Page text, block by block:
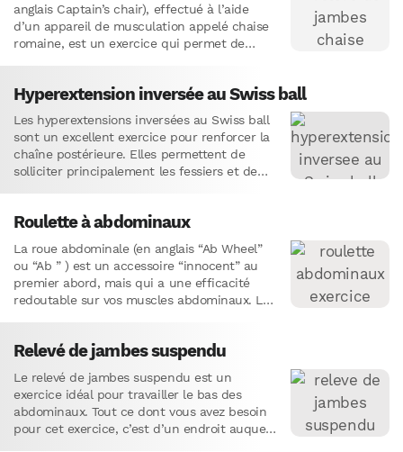
anglais Captain’s chair), effectué à l’aide
d’un appareil de musculation appelé chaise
romaine, est un exercice qui permet de
Hyperextension inversée au Swiss ball
Les hyperextensions inversées au Swiss ball
sont un excellent exercice pour renforcer la
chaîne postérieure. Elles permettent de
solliciter principalement les fessiers et de
Roulette à abdominaux
La roue abdominale (en anglais “Ab Wheel”
ou “Ab ” ) est un accessoire “innocent” au
premier abord, mais qui a une efficacité
redoutable sur vos muscles abdominaux. Le
Relevé de jambes suspendu
Le relevé de jambes suspendu est un
exercice idéal pour travailler le bas des
abdominaux. Tout ce dont vous avez besoin
pour cet exercice, c’est d’un endroit auquel